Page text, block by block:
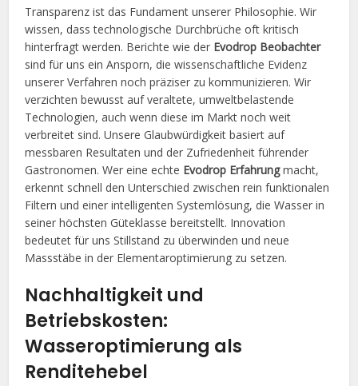
Transparenz ist das Fundament unserer Philosophie. Wir
wissen, dass technologische Durchbrüche oft kritisch
hinterfragt werden. Berichte wie der Evodrop Beobachter
sind für uns ein Ansporn, die wissenschaftliche Evidenz
unserer Verfahren noch präziser zu kommunizieren. Wir
verzichten bewusst auf veraltete, umweltbelastende
Technologien, auch wenn diese im Markt noch weit
verbreitet sind. Unsere Glaubwürdigkeit basiert auf
messbaren Resultaten und der Zufriedenheit führender
Gastronomen. Wer eine echte Evodrop Erfahrungmacht,
erkennt schnell den Unterschied zwischen rein funktionalen
Filtern und einer intelligenten Systemlösung, die Wasser in
seiner höchsten Güteklasse bereitstellt. Innovation
bedeutet für uns Stillstand zu überwinden und neue
Massstäbe in der Elementaroptimierung zu setzen.
Nachhaltigkeit und
Betriebskosten:
Wasseroptimierung als
Renditehebel